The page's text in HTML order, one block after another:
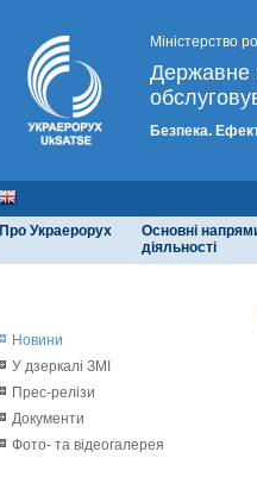
Міністерство
Державне
Безпека.
Про Украерорух
Основні
діяльності
Новини
У дзеркалі ЗМІ
Прес-релізи
Документи
Фото- та відеогалерея